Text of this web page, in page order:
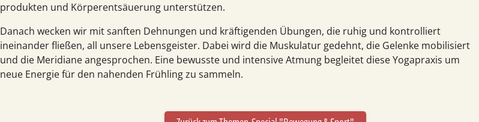
produkten und Körper­entsäuerung unterstützen.
Danach wecken wir mit sanften Dehnungen und kräf­tigenden Übungen, die ruhig und kontrolliert
ineinander fließen, all unsere Lebens­geister. Dabei wird die Muskulatur gedehnt, die Gelenke mobilisiert
und die Meridiane angesprochen. Eine bewusste und intensive Atmung begleitet diese Yoga­praxis um
neue Energie für den nahenden Frühling zu sammeln.